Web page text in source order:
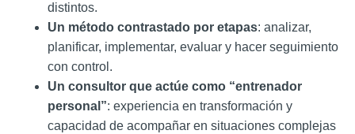
distintos.
Un método contrastado por etapas: analizar,
planificar, implementar, evaluar y hacer seguimiento
con control.
Un consultor que actúe como “entrenador
personal”: experiencia en transformación y
capacidad de acompañar en situaciones complejas